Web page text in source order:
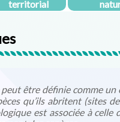
territorial
être définie comme un
qu’ils abritent (sites
est associée à celle